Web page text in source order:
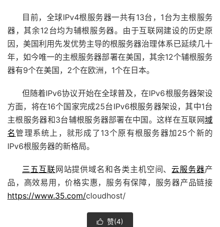
目前，全球IPv4根服务器一共有13台，1台为主根服务
器，其余12台均为辅根服务器。由于互联网建设的历史原
因，美国利用先发优势主导的根服务器治理体系已延续几十
年，如今唯一的主根服务器部署在美国，其余12个辅根服务
器有9个在美国，2个在欧洲，1个在日本。
但随着IPv6协议开始在全球普及，在IPv6根服务器架设
方面，将在16个国家完成25台IPv6根服务器架设，其中1台
主根服务器和3台辅根服务器部署在中国。这样在互联网域
名 管理系统上，就形成了13个原有根服务器加25个新的
IPv6根服务器的新格局。
三五互联网站提供域名和各类主机空间、云服务器产
品，高效易用，价格实惠，服务有保障，服务器产品链接
https://www.35.com/cloudhost/
 赞(4)